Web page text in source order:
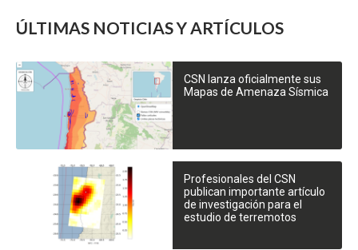
ÚLTIMAS NOTICIAS Y ARTÍCULOS
CSN lanza oficialmente sus
Mapas de Amenaza Sísmica
Profesionales del CSN
publican importante artículo
de investigación para el
estudio de terremotos